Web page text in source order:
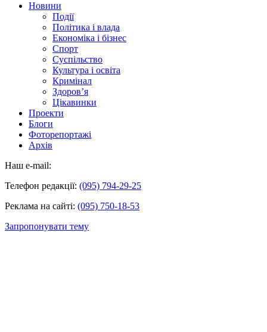
Новини
Події
Політика і влада
Економіка і бізнес
Спорт
Суспільство
Культура і освіта
Кримінал
Здоров’я
Цікавинки
Проекти
Блоги
Фоторепортажі
Архів
Наш e-mail:
Телефон редакції: (095) 794-29-25
Реклама на сайті: (095) 750-18-53
Запропонувати тему